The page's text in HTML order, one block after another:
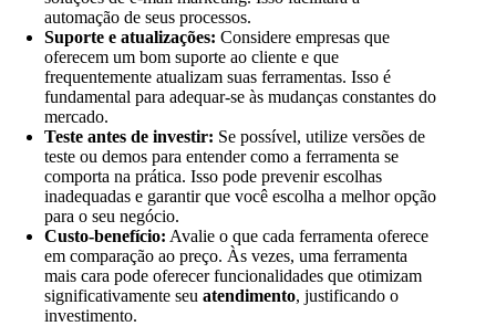
automação de seus processos.
Suporte e atualizações: Considere empresas que
oferecem um bom suporte ao cliente e que
frequentemente atualizam suas ferramentas. Isso é
fundamental para adequar-se às mudanças constantes do
mercado.
Teste antes de investir: Se possível, utilize versões de
teste ou demos para entender como a ferramenta se
comporta na prática. Isso pode prevenir escolhas
inadequadas e garantir que você escolha a melhor opção
para o seu negócio.
Custo-benefício: Avalie o que cada ferramenta oferece
em comparação ao preço. Às vezes, uma ferramenta
mais cara pode oferecer funcionalidades que otimizam
significativamente seu atendimento, justificando o
investimento.